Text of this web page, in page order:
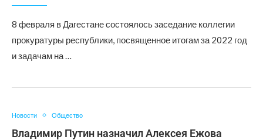
8 февраля в Дагестане состоялось заседание коллегии
прокуратуры республики, посвященное итогам за 2022 год
и задачам на …
Новости Общество
Владимир Путин назначил Алексея Ежова